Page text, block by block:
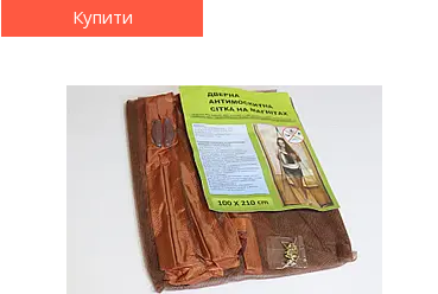
Купити